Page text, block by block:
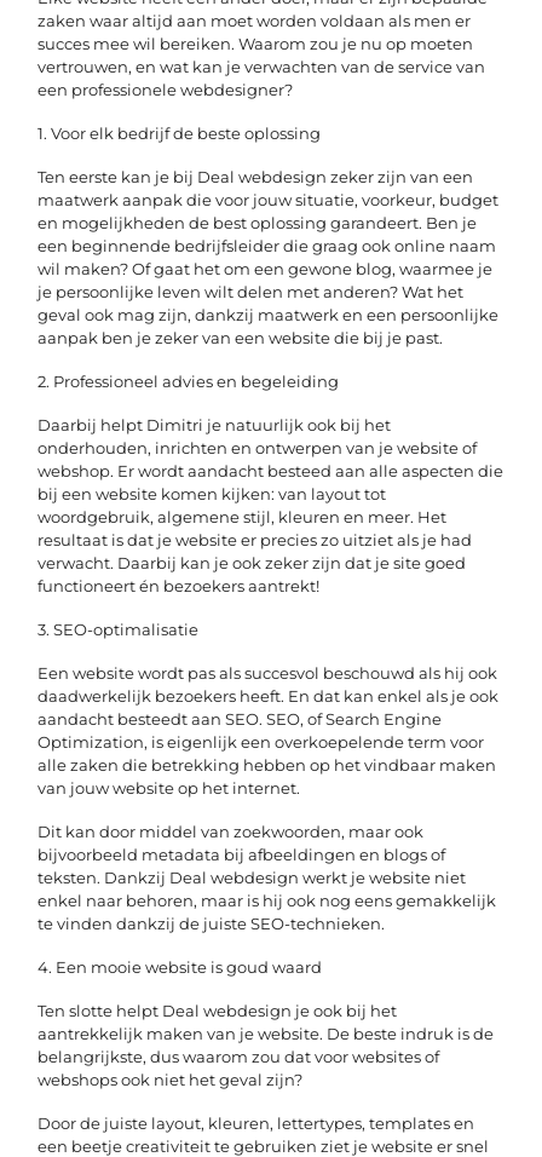
zaken waar altijd aan moet worden voldaan als men er
succes mee wil bereiken. Waarom zou je nu op moeten
vertrouwen, en wat kan je verwachten van de service van
een professionele webdesigner?
1. Voor elk bedrijf de beste oplossing
Ten eerste kan je bij Deal webdesign zeker zijn van een
maatwerk aanpak die voor jouw situatie, voorkeur, budget
en mogelijkheden de best oplossing garandeert. Ben je
een beginnende bedrijfsleider die graag ook online naam
wil maken? Of gaat het om een gewone blog, waarmee je
je persoonlijke leven wilt delen met anderen? Wat het
geval ook mag zijn, dankzij maatwerk en een persoonlijke
aanpak ben je zeker van een website die bij je past.
2. Professioneel advies en begeleiding
Daarbij helpt Dimitri je natuurlijk ook bij het
onderhouden, inrichten en ontwerpen van je website of
webshop. Er wordt aandacht besteed aan alle aspecten die
bij een website komen kijken: van layout tot
woordgebruik, algemene stijl, kleuren en meer. Het
resultaat is dat je website er precies zo uitziet als je had
verwacht. Daarbij kan je ook zeker zijn dat je site goed
functioneert én bezoekers aantrekt!
3. SEO-optimalisatie
Een website wordt pas als succesvol beschouwd als hij ook
daadwerkelijk bezoekers heeft. En dat kan enkel als je ook
aandacht besteedt aan SEO. SEO, of Search Engine
Optimization, is eigenlijk een overkoepelende term voor
alle zaken die betrekking hebben op het vindbaar maken
van jouw website op het internet.
Dit kan door middel van zoekwoorden, maar ook
bijvoorbeeld metadata bij afbeeldingen en blogs of
teksten. Dankzij Deal webdesign werkt je website niet
enkel naar behoren, maar is hij ook nog eens gemakkelijk
te vinden dankzij de juiste SEO-technieken.
4. Een mooie website is goud waard
Ten slotte helpt Deal webdesign je ook bij het
aantrekkelijk maken van je website. De beste indruk is de
belangrijkste, dus waarom zou dat voor websites of
webshops ook niet het geval zijn?
Door de juiste layout, kleuren, lettertypes, templates en
een beetje creativiteit te gebruiken ziet je website er snel